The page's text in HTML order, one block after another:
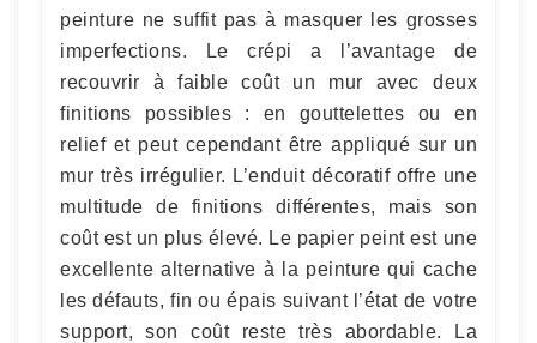
peinture ne suffit pas à masquer les grosses
imperfections. Le crépi a l’avantage de
recouvrir à faible coût un mur avec deux
finitions possibles : en gouttelettes ou en
relief et peut cependant être appliqué sur un
mur très irrégulier. L’enduit décoratif offre une
multitude de finitions différentes, mais son
coût est un plus élevé. Le papier peint est une
excellente alternative à la peinture qui cache
les défauts, fin ou épais suivant l’état de votre
support, son coût reste très abordable. La